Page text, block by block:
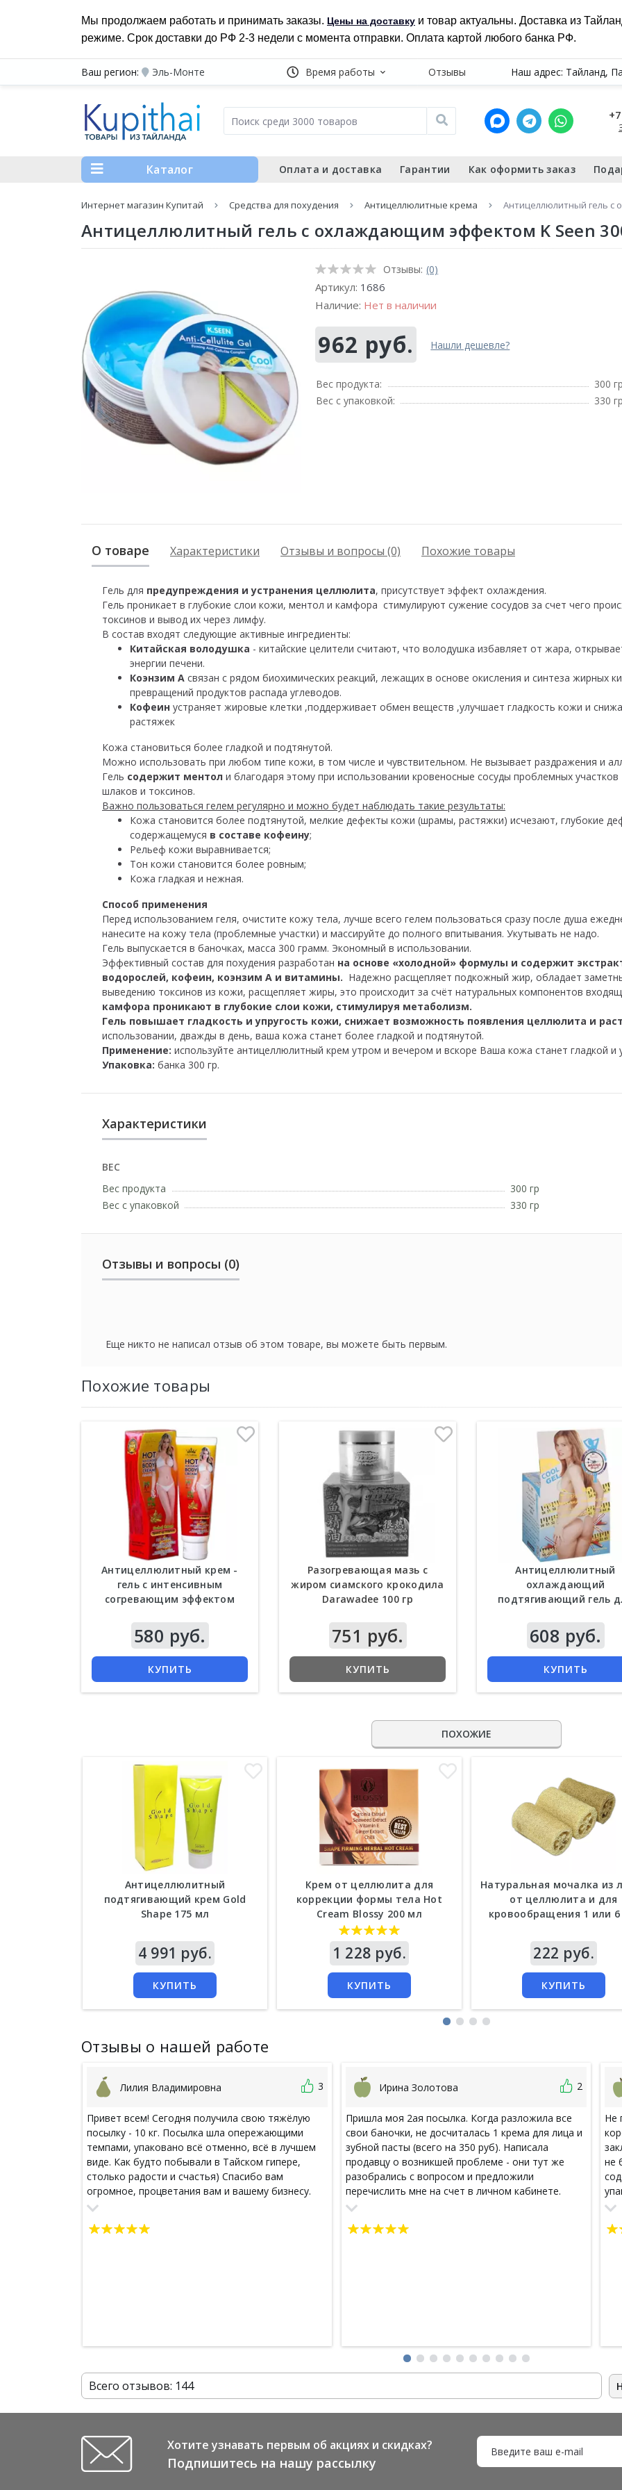
Мы продолжаем работать и принимать заказы. Цены на доставку и товар актуальны. Доставка из
режиме. Срок доставки до РФ 2-3 недели с момента отправки. Оплата картой любого банка РФ.
Ваш регион: Эль-Монте Время работы Отзывы Наш адрес: Тайланд,
Каталог Оплата и доставка Гарантии Как оформить заказ
Интернет магазин Купитай Средства для похудения Антицеллюлитные крема Антицеллюлитный гель с
Антицеллюлитный гель с охлаждающим эффектом K Seen
Отзывы: (0)
Артикул: 1686
Наличие: Нет в наличии
962 руб. Нашли дешевле?
Вес продукта:
300
Вес с упаковкой:
330
О товаре Характеристики Отзывы и вопросы (0) Похожие товары
Гель для предупреждения и устранения целлюлита, присутствует эффект охлаждения.
Гель проникает в глубокие слои кожи, ментол и камфора стимулируют сужение сосудов за счет чего
токсинов и вывод их через лимфу.
В состав входят следующие активные ингредиенты:
Китайская володушка - китайские целители считают, что володушка избавляет от жара,
энергии печени.
Коэнзим А связан с рядом биохимических реакций, лежащих в основе окисления и синтеза жирных
превращений продуктов распада углеводов.
Кофеин устраняет жировые клетки ,поддерживает обмен веществ ,улучшает гладкость кожи и
растяжек
Кожа становиться более гладкой и подтянутой.
Можно использовать при любом типе кожи, в том числе и чувствительном. Не вызывает раздражения и
Гель содержит ментол и благодаря этому при использовании кровеносные сосуды проблемных
шлаков и токсинов.
Важно пользоваться гелем регулярно и можно будет наблюдать такие результаты:
Кожа становится более подтянутой, мелкие дефекты кожи (шрамы, растяжки) исчезают, глубокие
содержащемуся в составе кофеину;
Рельеф кожи выравнивается;
Тон кожи становится более ровным;
Кожа гладкая и нежная.
Способ применения
Перед использованием геля, очистите кожу тела, лучше всего гелем пользоваться сразу после душа
нанесите на кожу тела (проблемные участки) и массируйте до полного впитывания. Укутывать не надо.
Гель выпускается в баночках, масса 300 грамм. Экономный в использовании.
Эффективный состав для похудения разработан на основе «холодной» формулы и содержит
водорослей, кофеин, коэнзим А и витамины. Надежно расщепляет подкожный жир, обладает
выведению токсинов из кожи, расщепляет жиры, это происходит за счёт натуральных компонентов
камфора проникают в глубокие слои кожи, стимулируя метаболизм.
Гель повышает гладкость и упругость кожи, снижает возможность появления целлюлита и
использовании, дважды в день, ваша кожа станет более гладкой и подтянутой.
Применение: используйте антицеллюлитный крем утром и вечером и вскоре Ваша кожа станет гладкой и
Упаковка: банка 300 гр.
Характеристики
ВЕС
Вес продукта
300 гр
Вес с упаковкой
330 гр
Отзывы и вопросы (0)
Еще никто не написал отзыв об этом товаре, вы можете быть первым.
Похожие товары
Антицеллюлитный крем -
гель с интенсивным
согревающим эффектом
580 руб.
КУПИТЬ
Разогревающая мазь с
жиром сиамского крокодила
Darawadee 100 гр
751 руб.
КУПИТЬ
Антицеллюлитный
охлаждающий
подтягивающий гель
608 руб.
КУПИТЬ
ПОХОЖИЕ
Антицеллюлитный
подтягивающий крем Gold
Shape 175 мл
4 991 руб.
КУПИТЬ
Крем от целлюлита для
коррекции формы тела Hot
Cream Blossy 200 мл
1 228 руб.
КУПИТЬ
Натуральная мочалка из
от целлюлита и для
кровообращения 1 или
222 руб.
КУПИТЬ
Отзывы о нашей работе
Лилия Владимировна 3
Привет всем! Сегодня получила свою тяжёлую
посылку - 10 кг. Посылка шла опережающими
темпами, упаковано всё отменно, всё в лучшем
виде. Как будто побывали в Тайском гипере,
столько радости и счастья) Спасибо вам
огромное, процветания вам и вашему бизнесу.
Ирина Золотова 2
Пришла моя 2ая посылка. Когда разложила все
свои баночки, не досчиталась 1 крема для лица и
зубной пасты (всего на 350 руб). Написала
продавцу о возникшей проблеме - они тут же
разобрались с вопросом и предложили
перечислить мне на счет в личном кабинете.
Заказ был большой на 10500 р, позиций в заказе
продуктов в стекле - ничего не повредилось - не
просто супер, отличный эффект восстановления,
маски для лица - перечислять можно долго.
качественно, эффективно, быстро, четко и
никакого обмана! Обязательно закажу еще!
Не
не
Всего отзывов: 144
Хотите узнавать первым об акциях и скидках?
Подпишитесь на нашу рассылку